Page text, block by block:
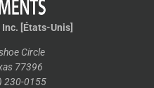
[États-Unis]
Circle
77396
230-0155